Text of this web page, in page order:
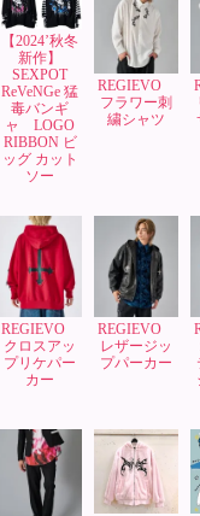
【2024’秋冬
新作】
SEXPOT
ReVeNGe 猛
毒バンギ
ャ LOGO
RIBBON ビ
ッグ カット
ソー
REGIEVO
フラワー刺
繍シャツ
REGIEVO
クロスアッ
プリケパー
カー
REGIEVO
レザージッ
プパーカー